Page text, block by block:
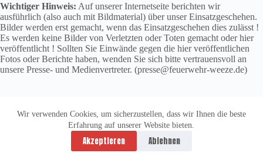
Wir verwenden Cookies, um sicherzustellen, dass wir Ihnen die beste
Erfahrung auf unserer Website bieten.
Akzeptieren Ablehnen
Wichtiger Hinweis: Auf unserer Internetseite berichten wir
ausführlich (also auch mit Bildmaterial) über unser Einsatzgeschehen.
Bilder werden erst gemacht, wenn das Einsatzgeschehen dies zulässt !
Es werden keine Bilder von Verletzten oder Toten gemacht oder hier
veröffentlicht ! Sollten Sie Einwände gegen die hier veröffentlichen
Fotos oder Berichte haben, wenden Sie sich bitte vertrauensvoll an
unsere Presse- und Medienvertreter. (presse@feuerwehr-weeze.de)
Datenschutzerklärung
Impressum
Copyright © 2026 -
vitolution